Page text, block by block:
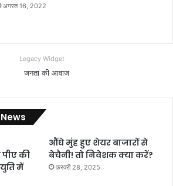
अगस्त 16, 2022
Legacy Widget
की
में
औंधे मुंह हुए शेयर बाजारों से
बेचैनी! तो निवेशक क्या करें?
फ़रवरी 28, 2025